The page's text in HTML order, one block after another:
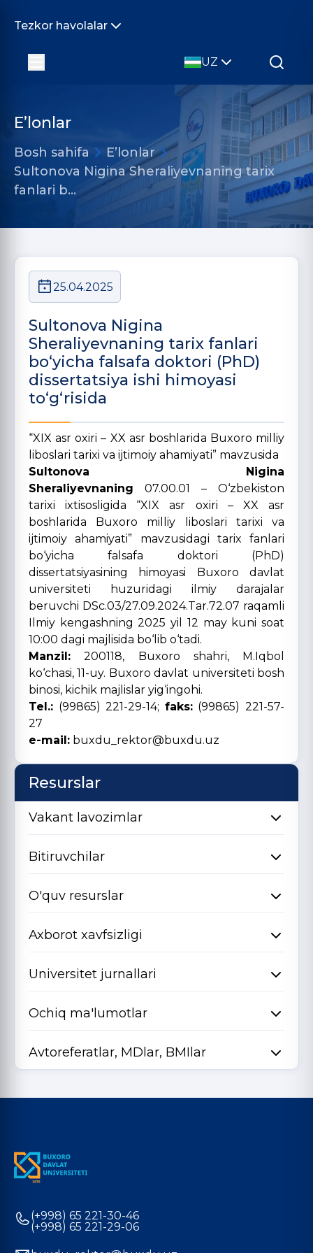
Tezkor havolalar
UZ
E’lonlar
Bosh sahifa
E’lonlar
Sultonova Nigina Sheraliyevnaning tarix
fanlari b…
25.04.2025
Sultonova Nigina
Sheraliyevnaning tarix fanlari
bo‘yicha falsafa doktori (PhD)
dissertatsiya ishi himoyasi
to‘g‘risida
“XIX asr oxiri – XX asr boshlarida Buxoro milliy
liboslari tarixi va ijtimoiy ahamiyati” mavzusida
Sultonova Nigina
Sheraliyevnaning 07.00.01 – O‘zbekiston
tarixi ixtisosligida “XIX asr oxiri – XX asr
boshlarida Buxoro milliy liboslari tarixi va
ijtimoiy ahamiyati” mavzusidagi tarix fanlari
bo‘yicha falsafa doktori (PhD)
dissertatsiyasining himoyasi Buxoro davlat
universiteti huzuridagi ilmiy darajalar
beruvchi DSc.03/27.09.2024.Tar.72.07 raqamli
Ilmiy kengashning 2025 yil 12 may kuni soat
10:00 dagi majlisida bo‘lib o‘tadi.
Manzil: 200118, Buxoro shahri, M.Iqbol
ko‘chasi, 11-uy. Buxoro davlat universiteti bosh
binosi, kichik majlislar yig‘ingohi.
Tel.: (99865) 221-29-14; faks:(99865) 221-57-
27
e-mail: buxdu_rektor@buxdu.uz
Resurslar
Vakant lavozimlar
Bitiruvchilar
O'quv resurslar
Axborot xavfsizligi
Universitet jurnallari
Ochiq ma'lumotlar
Avtoreferatlar, MDlar, BMIlar
(+998) 65 221-30-46
(+998) 65 221-29-06